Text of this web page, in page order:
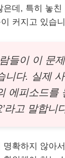
은데, 특히 놓친
커지고 있습
들이 이 문
니다. 실제
에피소드를
라고 말합니
명확하지 않아